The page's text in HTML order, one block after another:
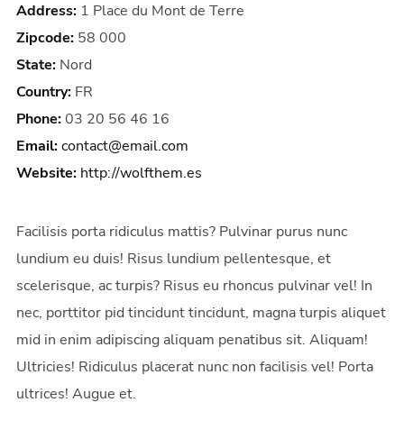
Address:1 Place du Mont de Terre
Zipcode:58 000
State:Nord
Country:FR
Phone:03 20 56 46 16
Email:contact@email.com
Website: http://wolfthem.es
Facilisis porta ridiculus mattis? Pulvinar purus nunc
lundium eu duis! Risus lundium pellentesque, et
scelerisque, ac turpis? Risus eu rhoncus pulvinar vel! In
nec, porttitor pid tincidunt tincidunt, magna turpis aliquet
mid in enim adipiscing aliquam penatibus sit. Aliquam!
Ultricies! Ridiculus placerat nunc non facilisis vel! Porta
ultrices! Augue et.